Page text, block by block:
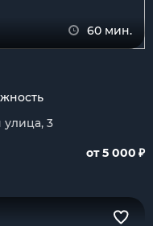
60 мин.
улица, 3
от 5 000 ₽